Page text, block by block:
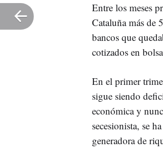
Entre los meses
Cataluña más de
bancos que
cotizados en
En el primer
sigue siendo
económica y
secesionista, se
generadora de